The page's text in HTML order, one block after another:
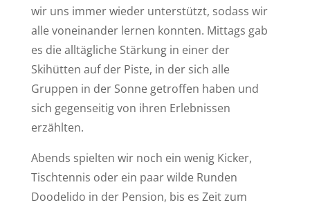
wir uns immer wieder unterstützt, sodass wir
alle voneinander lernen konnten. Mittags gab
es die alltägliche Stärkung in einer der
Skihütten auf der Piste, in der sich alle
Gruppen in der Sonne getroffen haben und
sich gegenseitig von ihren Erlebnissen
erzählten.
Abends spielten wir noch ein wenig Kicker,
Tischtennis oder ein paar wilde Runden
Doodelido in der Pension, bis es Zeit zum